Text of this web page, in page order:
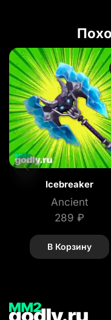
Icebreaker
Ancient
289 ₽
В Корзину